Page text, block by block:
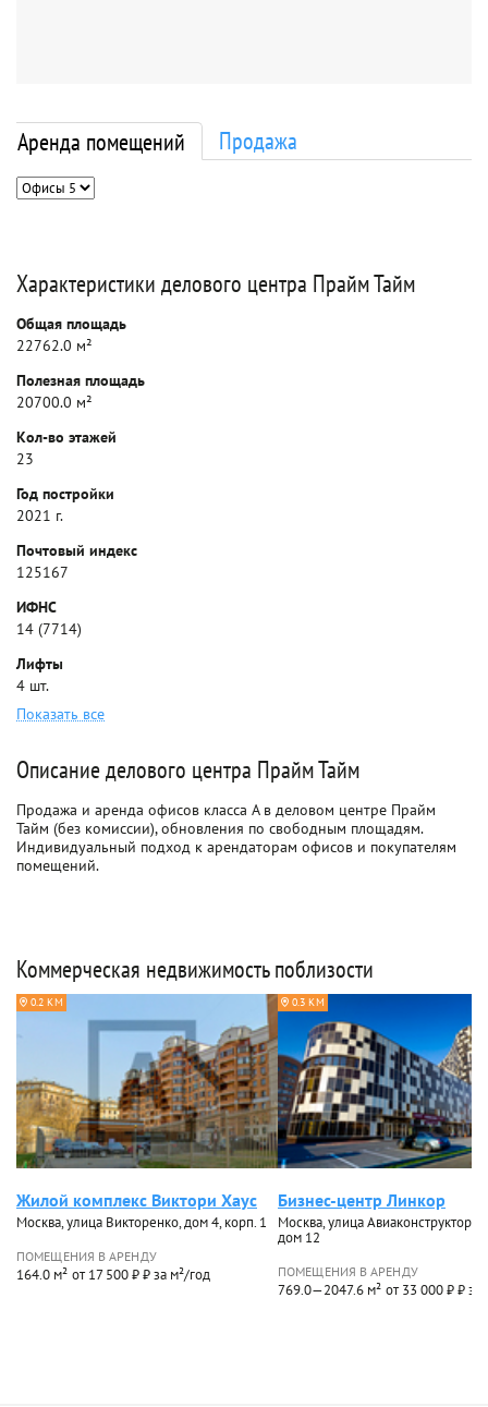
Аренда помещений Продажа
Характеристики делового центра Прайм Тайм
Общая площадь
22762.0 м²
Полезная площадь
20700.0 м²
Кол-во этажей
23
Год постройки
2021 г.
Почтовый индекс
125167
ИФНС
14 (7714)
Лифты
4 шт.
Показать все
Описание делового центра Прайм Тайм
Продажа и аренда офисов класса A в деловом центре Прайм
Тайм (без комиссии), обновления по свободным площадям.
Индивидуальный подход к арендаторам офисов и покупателям
помещений.
Коммерческая недвижимость поблизости
0.2 КМ
Жилой комплекс Виктори Хаус
Москва, улица Викторенко, дом 4, корп. 1
ПОМЕЩЕНИЯ В АРЕНДУ
164.0 м² от 17 500 ₽ ₽ за м²/год
0.3 КМ
Бизнес-центр Линкор
Москва, улица Авиаконструктора
дом 12
ПОМЕЩЕНИЯ В АРЕНДУ
769.0—2047.6 м² от 33 000 ₽ ₽ за